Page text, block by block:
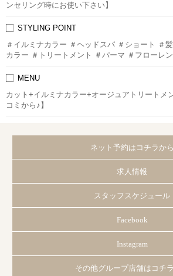
ンセリング時にお使い下さい】
STYLING POINT
＃イルミナカラー ＃ヘッドスパ ＃ショート ＃
カラー ＃トリートメント ＃パーマ ＃フローレ
MENU
カット+イルミナカラー+オージュアトリートメ
コミから♪】
ネット予約はコチラから
求人情報
スタッフスケジュール
Facebook
Instagram
その他グループ店舗はコチ